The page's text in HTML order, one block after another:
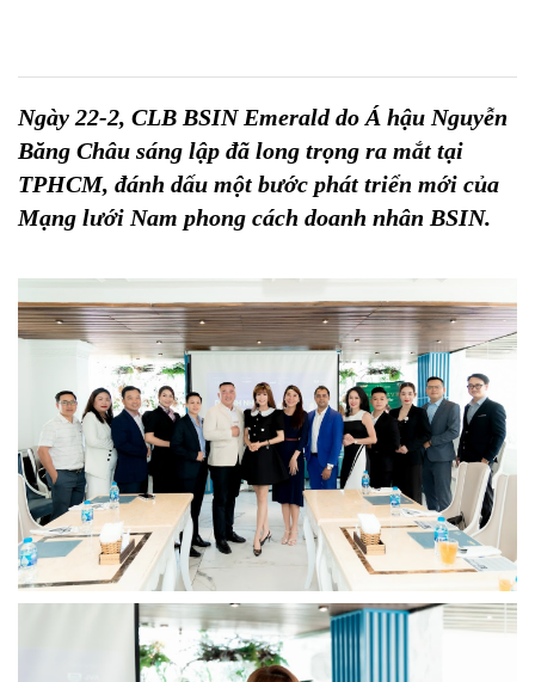
Ngày 22-2, CLB BSIN Emerald do Á hậu Nguyễn
Băng Châu sáng lập đã long trọng ra mắt tại
TPHCM, đánh dấu một bước phát triển mới của
Mạng lưới Nam phong cách doanh nhân BSIN.